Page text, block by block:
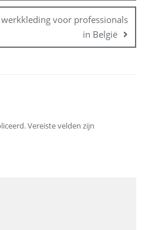
voor professionals
in België
Vereiste velden zijn